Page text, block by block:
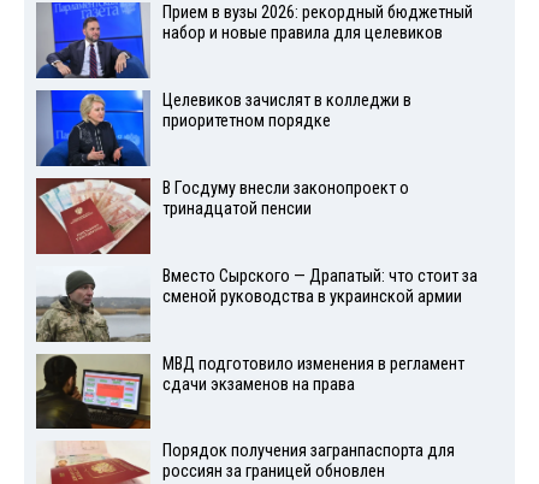
Прием в вузы 2026: рекордный бюджетный
набор и новые правила для целевиков
Целевиков зачислят в колледжи в
приоритетном порядке
В Госдуму внесли законопроект о
тринадцатой пенсии
Вместо Сырского — Драпатый: что стоит за
сменой руководства в украинской армии
МВД подготовило изменения в регламент
сдачи экзаменов на права
Порядок получения загранпаспорта для
россиян за границей обновлен